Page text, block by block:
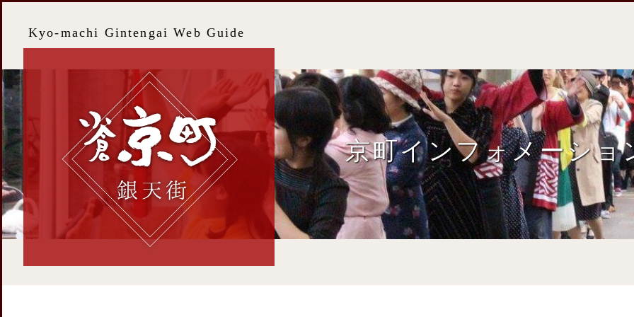
Kyo-machi Gintengai Web Guide
京町インフォメーショ